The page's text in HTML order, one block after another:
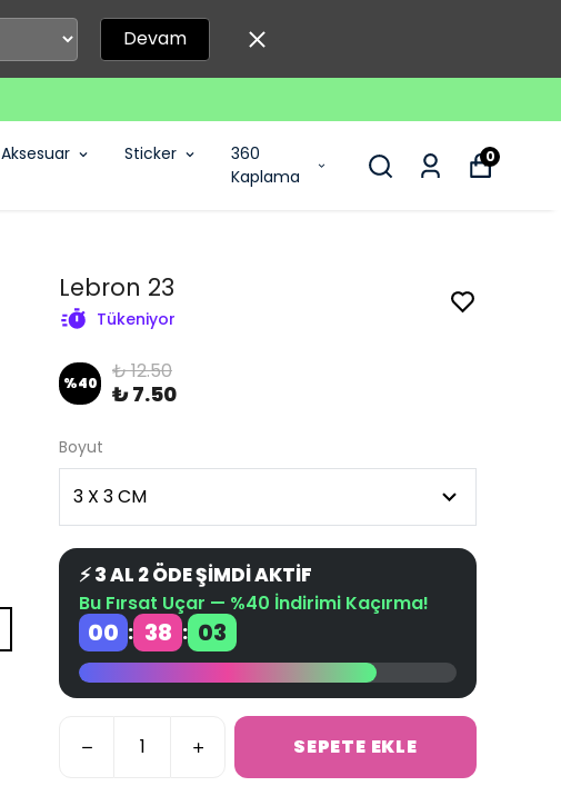
Devam
Aksesuar Sticker
360
Kaplama
0
Lebron 23
Tükeniyor
%40 ₺ 12.50
₺ 7.50
Boyut
⚡ 3 AL 2 ÖDE ŞİMDİ AKTİF
Bu Fırsat Uçar — %40 İndirimi Kaçırma!
00 : 38 : 03
SEPETE EKLE